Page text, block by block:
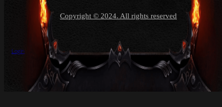
Copyright © 2024. All rights reserved
Login